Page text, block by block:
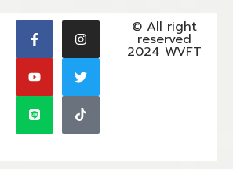
© All right
reserved
2024 WVFT